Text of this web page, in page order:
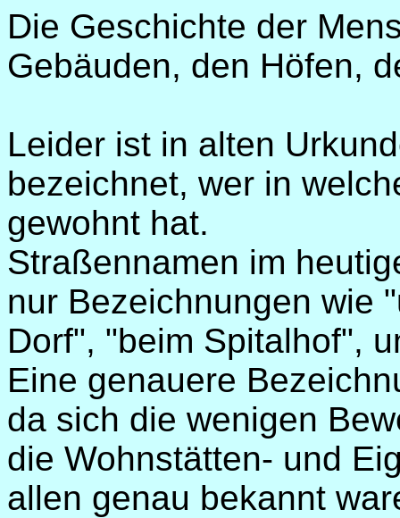
Die Geschichte der
Gebäuden, den Höfen,
Leider ist in alten
bezeichnet, wer in
gewohnt hat.
Straßennamen im
nur Bezeichnungen wie
Dorf", "beim Spitalhof",
Eine genauere
da sich die wenigen
die Wohnstätten- und
allen genau bekannt